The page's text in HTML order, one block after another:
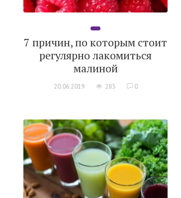
7 причин, по которым стоит
регулярно лакомиться
малиной
20.06.2019 283 0